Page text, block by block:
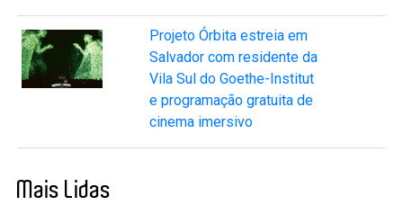
Projeto Órbita estreia em
Salvador com residente da
Vila Sul do Goethe-Institut
e programação gratuita de
cinema imersivo
Mais Lidas